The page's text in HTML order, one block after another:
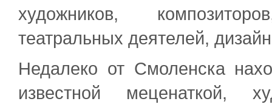
художников,
театральных деятелей,
Недалеко от Смоленска
известной меценаткой,